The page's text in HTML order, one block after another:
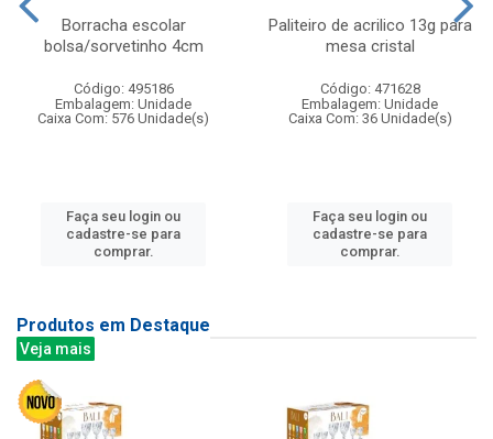
Borracha escolar
bolsa/sorvetinho 4cm
Código: 495186
Embalagem: Unidade
Caixa Com: 576 Unidade(s)
Faça seu login ou
cadastre-se para
comprar.
Paliteiro de acrilico 13g para
mesa cristal
Código: 471628
Embalagem: Unidade
Caixa Com: 36 Unidade(s)
Faça seu login ou
cadastre-se para
comprar.
Produtos em Destaque
Veja mais